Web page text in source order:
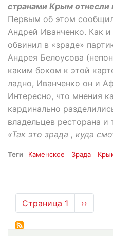
странами Крым отнесли
Первым об этом
Андрей Иванченко. Как
обвинил в «зраде»
Андрея Белоусова
каким боком к этой
ладно, Иванченко он и
Интересно, что мнения
кардинально
владельцев ресторана и
«Так это зрада , куда
Теги Каменское Зрада
Нумерация
страниц
Страница 1 ››